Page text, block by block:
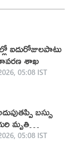
ఐదురోజులపాటు
శాఖ
05:08 IST
బస్సు
మృతి
05:08 IST